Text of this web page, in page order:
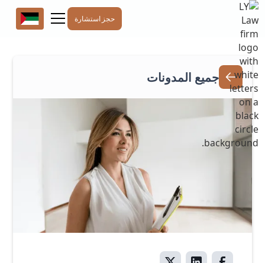
حجز استشارة
جميع المدونات